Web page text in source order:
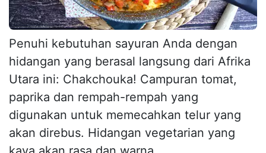
Penuhi kebutuhan sayuran Anda dengan
hidangan yang berasal langsung dari Afrika
Utara ini: Chakchouka! Campuran tomat,
paprika dan rempah-rempah yang
digunakan untuk memecahkan telur yang
akan direbus. Hidangan vegetarian yang